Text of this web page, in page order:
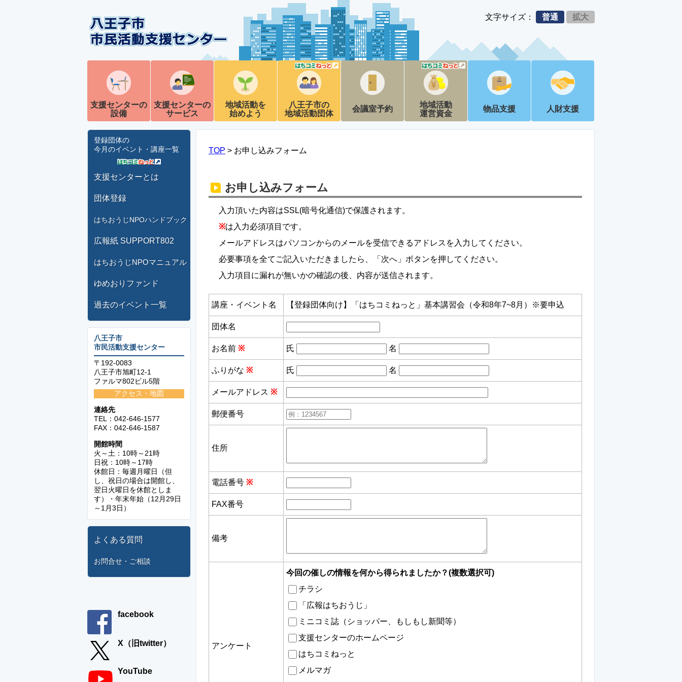
文字サイズ： 普通 拡大
支援センターの
設備
支援センターの
サービス
地域活動を
始めよう
八王子市の
地域活動団体
会議室予約
地域活動
運営資金
物品支援 人財支援
登録団体の
今月のイベント・講座一覧
支援センターとは
団体登録
はちおうじNPOハンドブック
広報紙 SUPPORT802
はちおうじNPOマニュアル
ゆめおりファンド
過去のイベント一覧
八王子市
市民活動支援センター
〒192-0083
八王子市旭町12-1
ファルマ802ビル5階
アクセス・地図
連絡先
TEL：042-646-1577
FAX：042-646-1587
開館時間
火～土：10時～21時
日祝：10時～17時
休館日：毎週月曜日（但
し、祝日の場合は開館し、
翌日火曜日を休館としま
す）・年末年始（12月29日
～1月3日）
よくある質問
お問合せ・ご相談
facebook
X（旧twitter）
YouTube
TOP > お申し込みフォーム
お申し込みフォーム
入力頂いた内容はSSL(暗号化通信)で保護されます。
※は入力必須項目です。
メールアドレスはパソコンからのメールを受信できるアドレスを入力してください。
必要事項を全てご記入いただきましたら、「次へ」ボタンを押してください。
入力項目に漏れが無いかの確認の後、内容が送信されます。
講座・イベント名 【登録団体向け】「はちコミねっと」基本講習会（令和8年7~8月）※要申込
団体名
お名前 ※ 氏 名
ふりがな ※ 氏 名
メールアドレス ※
郵便番号
住所
電話番号 ※
FAX番号
備考
アンケート
今回の催しの情報を何から得られましたか？(複数選択可)
チラシ
「広報はちおうじ」
ミニコミ誌（ショッパー、もしもし新聞等）
支援センターのホームページ
はちコミねっと
メルマガ